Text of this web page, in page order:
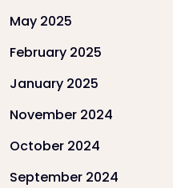
May 2025
February 2025
January 2025
November 2024
October 2024
September 2024